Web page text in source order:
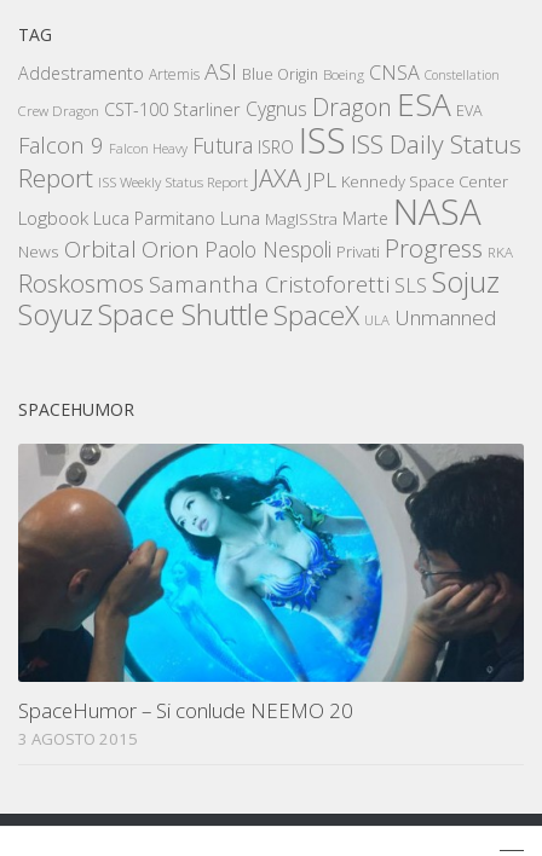
TAG
Addestramento Artemis ASI Blue Origin Boeing CNSA Constellation
Crew Dragon CST-100 Starliner Cygnus Dragon ESA EVA
Falcon 9 Falcon Heavy Futura ISRO ISS ISS Daily Status
Report ISS Weekly Status Report JAXA JPL Kennedy Space Center
Logbook Luca Parmitano Luna MagISStra Marte NASA
News Orbital Orion Paolo Nespoli Privati Progress RKA
Roskosmos Samantha Cristoforetti SLS Sojuz
SoyuzSpace ShuttleSpaceX ULA Unmanned
SPACEHUMOR
SpaceHumor – Si conlude NEEMO 20
3 AGOSTO 2015